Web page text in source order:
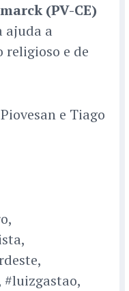
(PV-CE)
ajuda a
religioso e de
e Tiago
#luizgastao,